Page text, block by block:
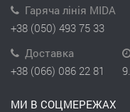
Гаряча лінія MIDA
+38 (050) 493 75 33
Доставка
+38 (066) 086 22 81
МИ В СОЦМЕРЕЖАХ